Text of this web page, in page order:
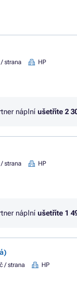
strana HP
náplní ušetříte 2
strana HP
náplní ušetříte 1
/ strana HP